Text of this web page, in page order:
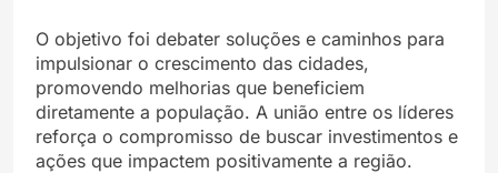
O objetivo foi debater soluções e caminhos para
impulsionar o crescimento das cidades,
promovendo melhorias que beneficiem
diretamente a população. A união entre os líderes
reforça o compromisso de buscar investimentos e
ações que impactem positivamente a região.